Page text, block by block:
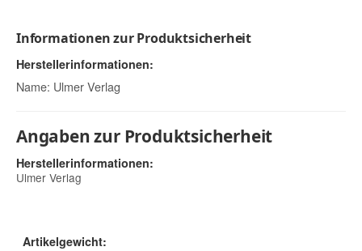
Informationen zur Produktsicherheit
Herstellerinformationen:
Name: Ulmer Verlag
Angaben zur Produktsicherheit
Herstellerinformationen:
Ulmer Verlag
Artikelgewicht: